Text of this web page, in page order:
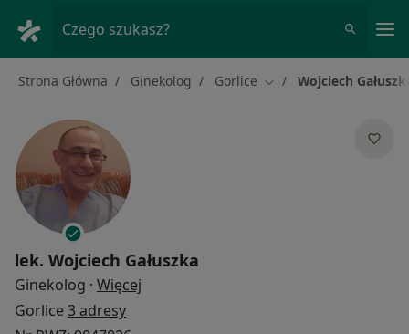
Czego szukasz?
Strona Główna Ginekolog Gorlice Zmień miasto
Wojciech
lek. Wojciech Gałuszka
Ginekolog · Więcej
Gorlice 3 adresy